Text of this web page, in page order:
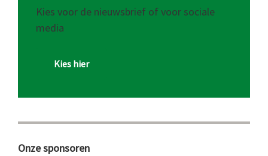
Kies voor de nieuwsbrief of voor sociale
media
Kies hier
Onze sponsoren